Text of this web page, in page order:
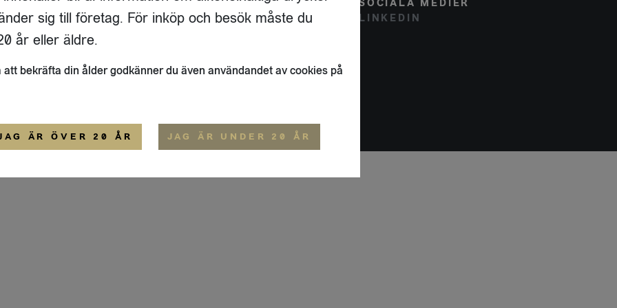
17 A
STOCKHOLM
FLAIVY
OM OSS
SOCIALA MEDIER
LINKEDIN
ALLMÄNNA VILLKOR
sig till företag. För inköp och besök måste du
år eller äldre.
att bekräfta din ålder godkänner du även användandet av cookies på
ÄR ÖVER 20 ÅR JAG ÄR UNDER 20 ÅR